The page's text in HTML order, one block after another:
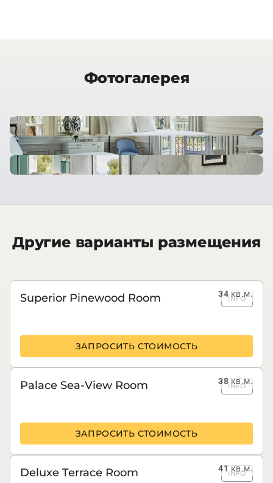
Фотогалерея
Другие варианты размещения
34кв.м.
Superior Pinewood Room INFO
ЗАПРОСИТЬ СТОИМОСТЬ
38кв.м.
Palace Sea-View Room INFO
ЗАПРОСИТЬ СТОИМОСТЬ
41кв.м.
Deluxe Terrace Room INFO